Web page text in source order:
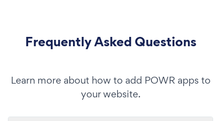
Frequently Asked Questions
Learn more about how to add POWR apps to
your website.